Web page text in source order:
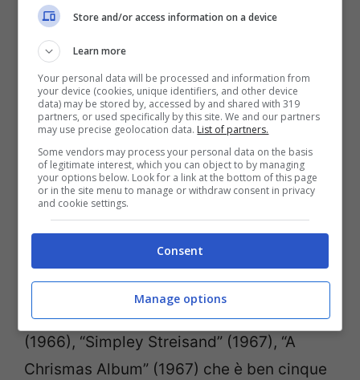
cantata vincerà il Disco D’Oro.
Durante gli anni ’60 l’artista registra decine
e decine di canzoni di Harold Arlen,
grandissimo compositore di musica
popolare, omaggiato inoltre da molti altri
grandi artisti come Sinatra, Armstrong,
Garland. Si susseguono dieci straordinari
album che canta in ogni night club e locale
americano: “My Name Is Barbra” (1965),
My Name Is Barbra, Two…” (1965), “Color
Me Barbra” (1966), “Je m’appelle Barbra”
(1966), “Simpley Streisand” (1967), “A
Chrismas Album” (1967) che è ben cinque
Store and/or access information on a device
Learn more
Your personal data will be processed and information from
your device (cookies, unique identifiers, and other device
data) may be stored by, accessed by and shared with 319
partners, or used specifically by this site. We and our partners
may use precise geolocation data. List of partners.
Some vendors may process your personal data on the basis
of legitimate interest, which you can object to by managing
your options below. Look for a link at the bottom of this page
or in the site menu to manage or withdraw consent in privacy
and cookie settings.
Consent
Manage options